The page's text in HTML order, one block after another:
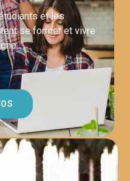
et les
se former et vivre